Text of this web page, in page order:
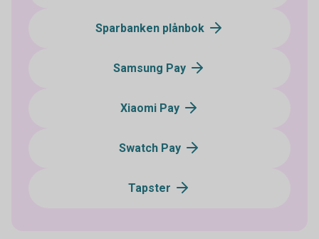
Sparbanken plånbok
Samsung Pay
Xiaomi Pay
Swatch Pay
Tapster